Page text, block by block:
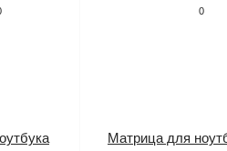
0
Матрица для